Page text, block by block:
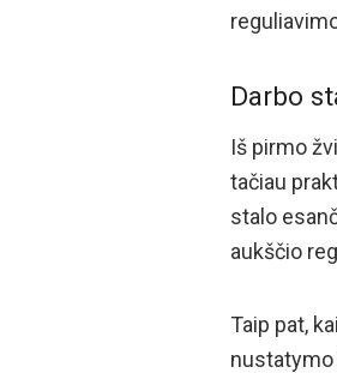
Darbo
Iš pirmo
tačiau
stalo
aukščio
Taip pat,
nustatymo